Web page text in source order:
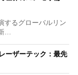
するグローバルリン
…
ーザーテック：最先